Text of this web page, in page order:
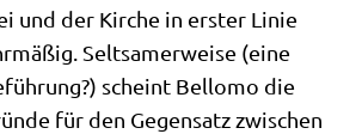
und der Kir­che in erster Linie
Selt­sa­mer­wei­se (eine
scheint Bel­lo­mo die
für den Gegen­satz zwi­schen